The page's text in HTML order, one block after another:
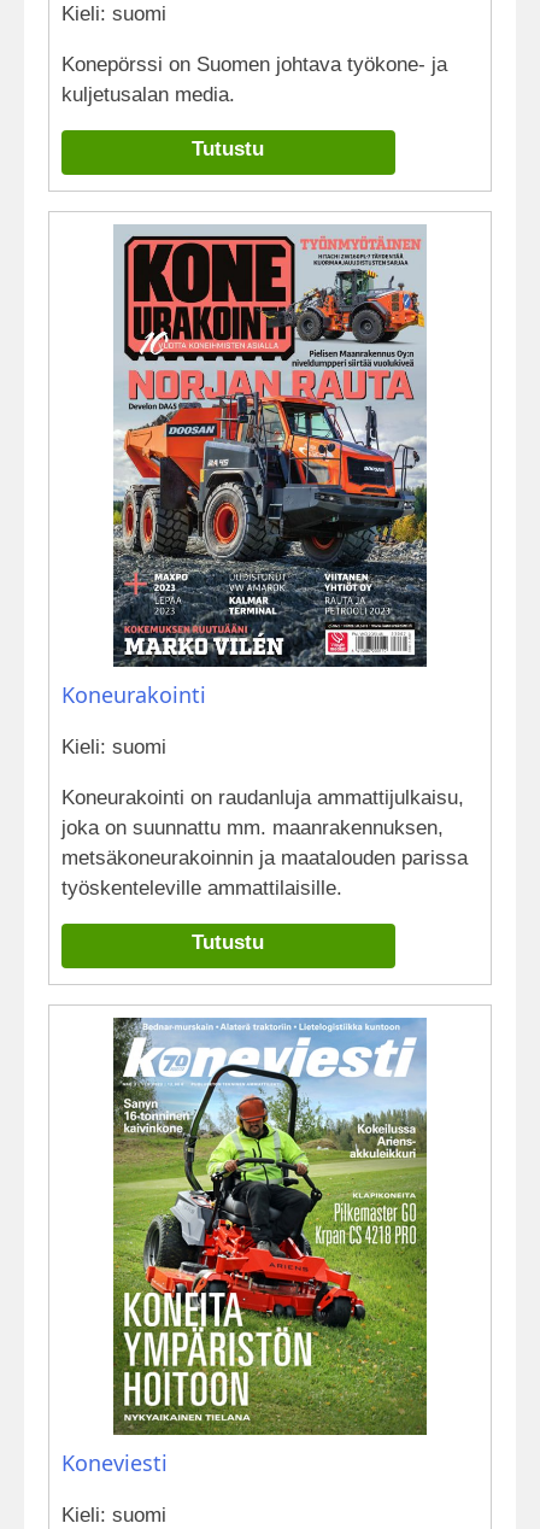
Kieli: suomi
Konepörssi on Suomen johtava työkone- ja
kuljetusalan media.
Tutustu
Koneurakointi
Kieli: suomi
Koneurakointi on raudanluja ammattijulkaisu,
joka on suunnattu mm. maanrakennuksen,
metsäkoneurakoinnin ja maatalouden parissa
työskenteleville ammattilaisille.
Tutustu
Koneviesti
Kieli: suomi